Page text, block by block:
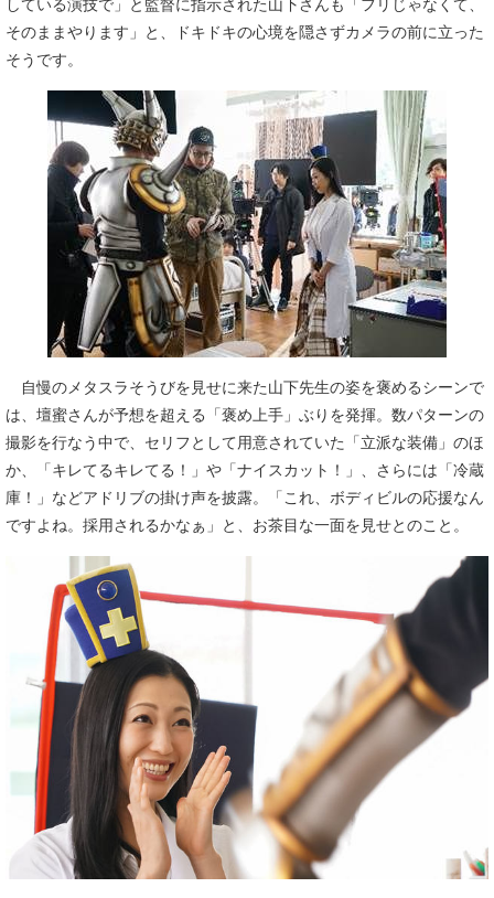
している演技で」と監督に指示された山下さんも「フリじゃなくて、
そのままやります」と、ドキドキの心境を隠さずカメラの前に立った
そうです。
自慢のメタスラそうびを見せに来た山下先生の姿を褒めるシーンで
は、壇蜜さんが予想を超える「褒め上手」ぶりを発揮。数パターンの
撮影を行なう中で、セリフとして用意されていた「立派な装備」のほ
か、「キレてるキレてる！」や「ナイスカット！」、さらには「冷蔵
庫！」などアドリブの掛け声を披露。「これ、ボディビルの応援なん
ですよね。採用されるかなぁ」と、お茶目な一面を見せとのこと。